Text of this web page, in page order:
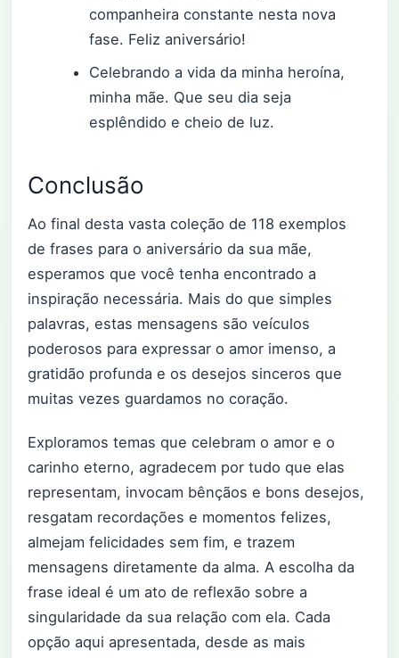
companheira constante nesta nova
fase. Feliz aniversário!
Celebrando a vida da minha heroína,
minha mãe. Que seu dia seja
esplêndido e cheio de luz.
Conclusão
Ao final desta vasta coleção de 118 exemplos
de frases para o aniversário da sua mãe,
esperamos que você tenha encontrado a
inspiração necessária. Mais do que simples
palavras, estas mensagens são veículos
poderosos para expressar o amor imenso, a
gratidão profunda e os desejos sinceros que
muitas vezes guardamos no coração.
Exploramos temas que celebram o amor e o
carinho eterno, agradecem por tudo que elas
representam, invocam bênçãos e bons desejos,
resgatam recordações e momentos felizes,
almejam felicidades sem fim, e trazem
mensagens diretamente da alma. A escolha da
frase ideal é um ato de reflexão sobre a
singularidade da sua relação com ela. Cada
opção aqui apresentada, desde as mais